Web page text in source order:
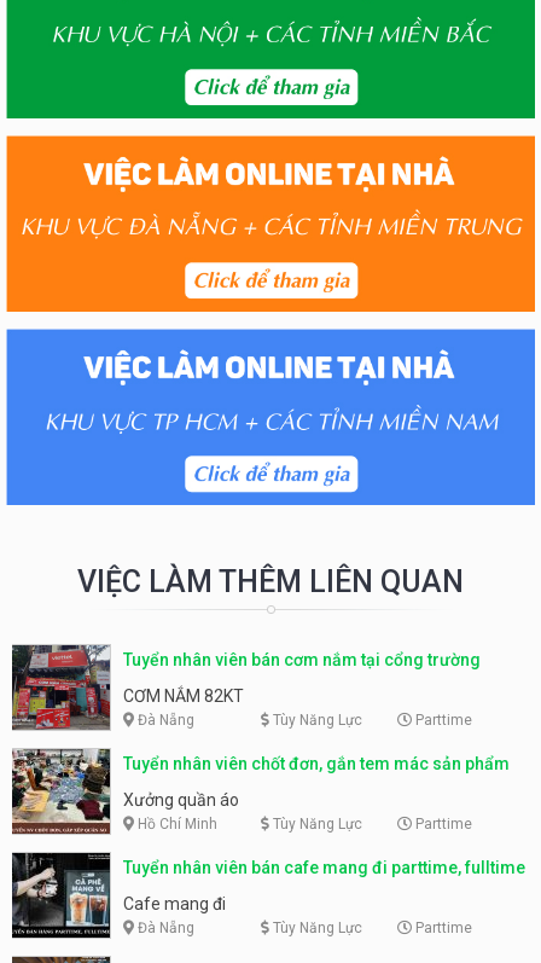
VIỆC LÀM THÊM LIÊN QUAN
Tuyển nhân viên bán cơm nắm tại cổng trường
CƠM NẮM 82KT
Đà Nẵng Tùy Năng Lực Parttime
Tuyển nhân viên chốt đơn, gắn tem mác sản phẩm
Xưởng quần áo
Hồ Chí Minh Tùy Năng Lực Parttime
Tuyển nhân viên bán cafe mang đi parttime, fulltime
Cafe mang đi
Đà Nẵng Tùy Năng Lực Parttime